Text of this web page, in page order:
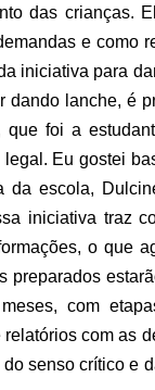
das crianças.
e como
iniciativa para
lanche, é
foi a
Eu gostei
da escola,
iniciativa traz
o que
preparados
com
com as
senso crítico e